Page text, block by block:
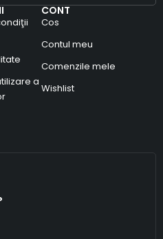
a
CONT
Cos
Contul meu
Comenzile mele
Wishlist